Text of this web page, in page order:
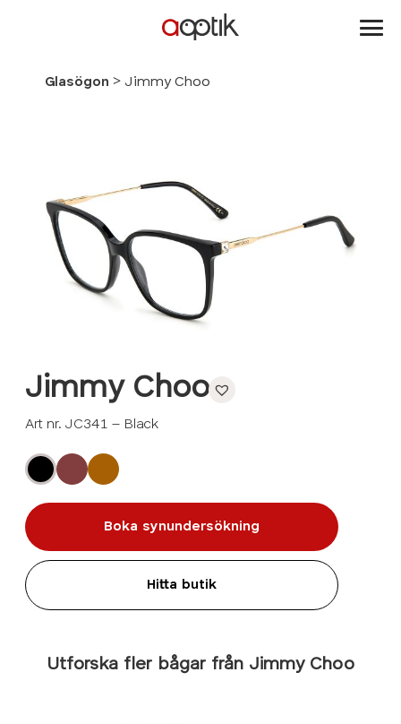
Glasögon > Jimmy Choo
Jimmy Choo
Art nr. JC341 – Black
Boka synundersökning
Hitta butik
Utforska fler bågar från Jimmy Choo